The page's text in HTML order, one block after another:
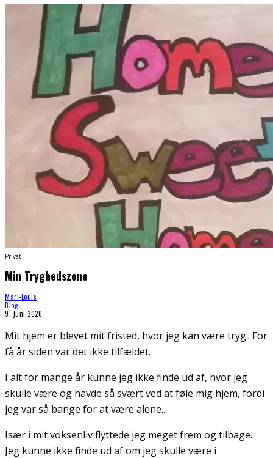
Privat
Min Tryghedszone
Mari-Louis
Blog
9. juni 2020
Mit hjem er blevet mit fristed, hvor jeg kan være tryg.. For
få år siden var det ikke tilfældet.
I alt for mange år kunne jeg ikke finde ud af, hvor jeg
skulle være og havde så svært ved at føle mig hjem, fordi
jeg var så bange for at være alene..
Især i mit voksenliv flyttede jeg meget frem og tilbage..
Jeg kunne ikke finde ud af om jeg skulle være i